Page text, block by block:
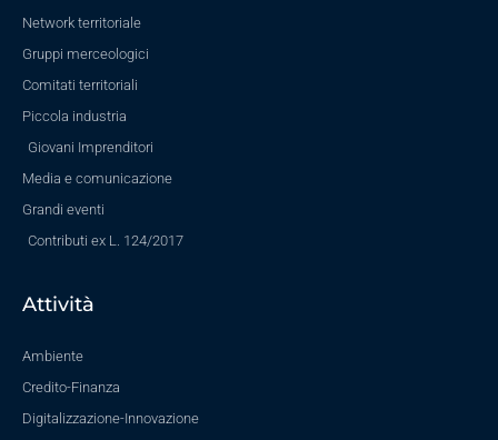
Network territoriale
Gruppi merceologici
Comitati territoriali
Piccola industria
Giovani Imprenditori
Media e comunicazione
Grandi eventi
Contributi ex L. 124/2017
Attività
Ambiente
Credito-Finanza
Digitalizzazione-Innovazione